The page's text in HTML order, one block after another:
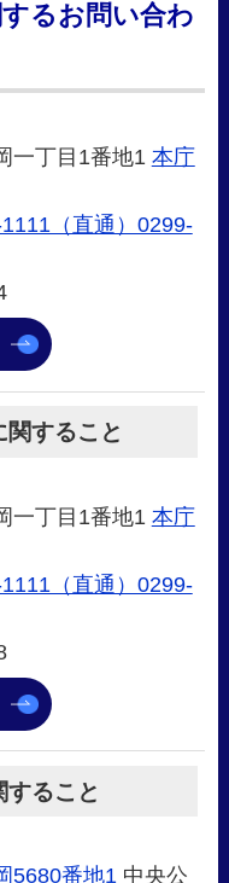
るお問い合わ
一丁目1番地1 本庁
1111（直通）0299-
すること
一丁目1番地1 本庁
1111（直通）0299-
ること
5680番地1中央公